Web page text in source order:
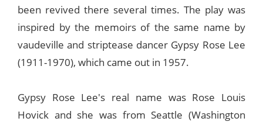
been revived there several times. The play was
inspired by the memoirs of the same name by
vaudeville and striptease dancer Gypsy Rose Lee
(1911-1970), which came out in 1957.
Gypsy Rose Lee's real name was Rose Louis
Hovick and she was from Seattle (Washington